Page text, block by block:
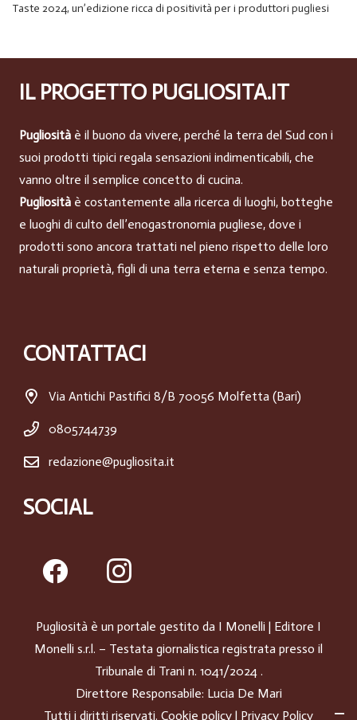
Taste 2024, un’edizione ricca di positività per i produttori pugliesi
IL PROGETTO PUGLIOSITA.IT
Pugliosità è il buono da vivere, perché la terra del Sud con i
suoi prodotti tipici regala sensazioni indimenticabili, che
vanno oltre il semplice concetto di cucina.
Pugliosità è costantemente alla ricerca di luoghi, botteghe
e luoghi di culto dell’enogastronomia pugliese, dove i
prodotti sono ancora trattati nel pieno rispetto delle loro
naturali proprietà, figli di una terra eterna e senza tempo.
CONTATTACI
Via Antichi Pastifici 8/B 70056 Molfetta (Bari)
0805744739
redazione@pugliosita.it
SOCIAL
Pugliosità è un portale gestito da I Monelli | Editore I
Monelli s.r.l. – Testata giornalistica registrata presso il
Tribunale di Trani n. 1041/2024 .
Direttore Responsabile: Lucia De Mari
Tutti i diritti riservati. Cookie policy | Privacy Policy